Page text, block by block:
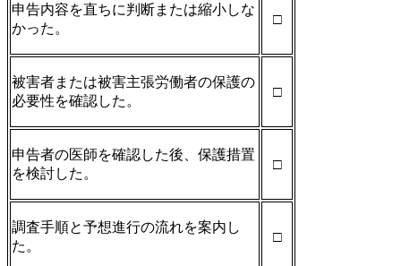
申告内容を直ちに判断または縮小しな
かった。
□
被害者または被害主張労働者の保護の
必要性を確認した。
□
申告者の医師を確認した後、保護措置
を検討した。
□
調査手順と予想進行の流れを案内し
た。
□